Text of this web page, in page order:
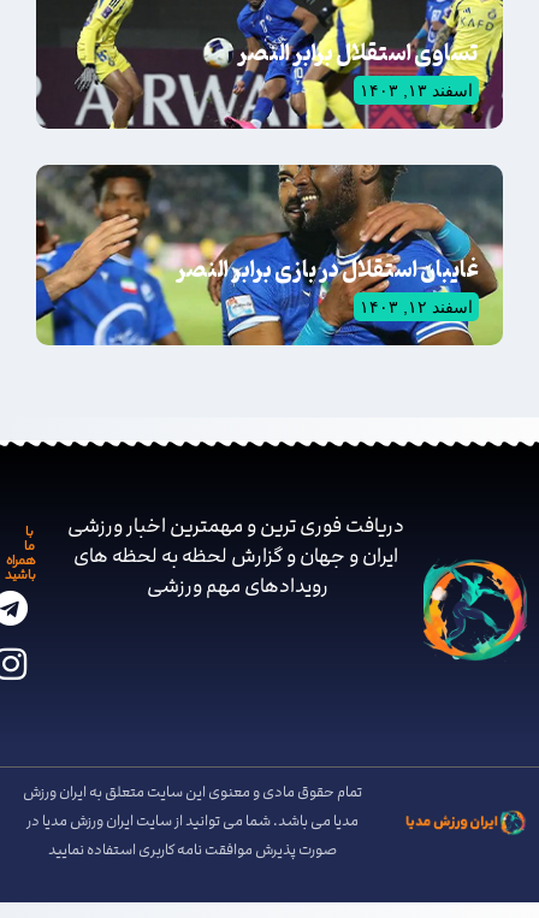
تساوی استقلال برابر النصر
اسفند ۱۳, ۱۴۰۳
غایبان استقلال در بازی برابر النصر
اسفند ۱۲, ۱۴۰۳
دریافت فوری ترین و مهمترین اخبار ورزشی
ایران و جهان و گزارش لحظه به لحظه های
رویدادهای مهم ‌ورزشی
همراه
باشید
تمام حقوق مادی و معنوی این سایت متعلق به ایران ورزش
مدیا می باشد. شما می توانید از سایت ایران ورزش مدیا در
صورت پذیرش موافقت نامه کاربری استفاده نمایید